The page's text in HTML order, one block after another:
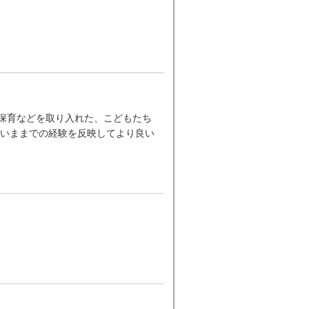
育などを取り入れた、こどもたち
ままでの経験を反映してより良い